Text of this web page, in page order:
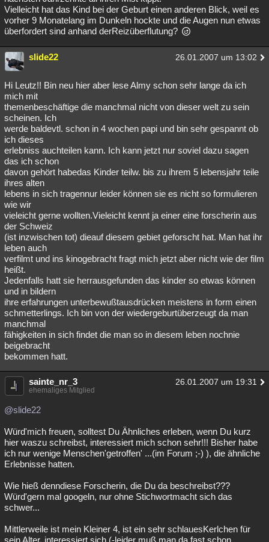
Vielleicht hat das Kind bei der Geburt einen anderen Blick, weil es
vorher 9 Monatelang im Dunkeln hockte und die Augen nun etwas
überfordert sind anhand derReizüberflutung?
slide22 26.01.2007 um 13:02
Hi Leutz!! Bin neu hier aber lese Almy schon sehr lange da ich
mich mit
themenbeschäftige die manchmal nicht von dieser welt zu sein
scheinen. Ich
werde baldevtl. schon in 4 wochen papi und bin sehr gespannt ob
ich dieses
erlebniss auchteilen kann. Ich kann jetzt nur soviel dazu sagen
das ich schon
davon gehört habedas Kinder teilw. bis zu ihrem 5 lebensjahr teile
ihres alten
lebens in sich tragennur leider können sie es nicht so formulieren
wie wir
vieleicht gerne wollten.Vieleicht kennt ja einer eine forscherin aus
der Schweiz
(ist inzwischen tot) dieauf diesem gebiet geforscht hat. Man hat ihr
leben auch
verfilmt und ins kinogebracht fragt mich jetzt aber nicht wie der film
heißt.
Jedenfalls hatt sie herrausgefunden das kinder so etwas können
und in bildern
ihre erfahrungen unterbewußtausdrücken meistens in form einen
schmetterlings. Ich bin von der wiedergeburtüberzeugt da man
manchmal
fähigkeiten in sich findet die man so in diesem leben nochnie
beigebracht
bekommen hatt.
sainte_nr_3 26.01.2007 um 19:31
ehemaliges Mitglied
@slide22
Würd'mich freuen, solltest Du Ähnliches erleben, wenn Du kurz
hier waszu schreibst, interessiert mich schon sehr!!! Bisher habe
ich nur wenige Menschen'getroffen' ...(im Forum ;-) ), die ähnliche
Erlebnisse hatten.
Wie hieß denndiese Forscherin, die Du da beschreibst???
Würd'gern mal googeln, nur ohne Stichwortmacht sich das
schwer...
Mittlerweile ist mein Kleiner 4, ist ein sehr schlauesKerlchen für
sein Alter, interessiert sich (-leider muß man da fast schon